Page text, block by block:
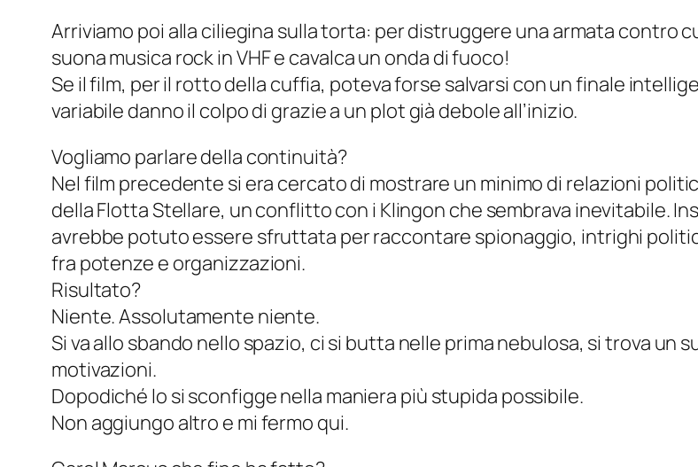
Arriviamo poi alla ciliegina sulla torta: per distruggere una armata contro
suona musica rock in VHF e cavalca un onda di fuoco!
Se il film, per il rotto della cuffia, poteva forse salvarsi con un finale
variabile danno il colpo di grazie a un plot già debole all’inizio.
Vogliamo parlare della continuità?
Nel film precedente si era cercato di mostrare un minimo di relazioni
della Flotta Stellare, un conflitto con i Klingon che sembrava inevitabile.
avrebbe potuto essere sfruttata per raccontare spionaggio, intrighi
fra potenze e organizzazioni.
Risultato?
Niente. Assolutamente niente.
Si va allo sbando nello spazio, ci si butta nelle prima nebulosa, si trova
motivazioni.
Dopodiché lo si sconfigge nella maniera più stupida possibile.
Non aggiungo altro e mi fermo qui.